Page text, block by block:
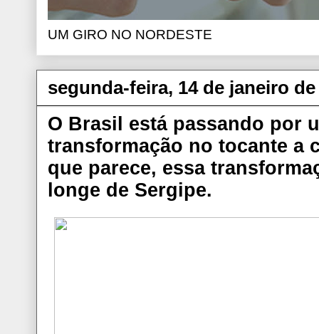
UM GIRO NO NORDESTE
segunda-feira, 14 de janeiro de
O Brasil está passando por
transformação no tocante a
que parece, essa
longe de Sergipe.